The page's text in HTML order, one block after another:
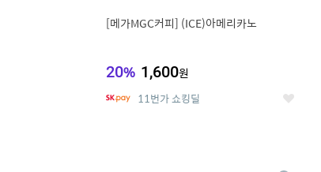
[메가MGC커피] (ICE)아메리카노
20% 1,600원
11번가 쇼킹딜 좋